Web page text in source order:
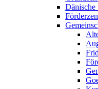
Dänische